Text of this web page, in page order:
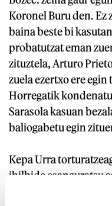
Koronel Buru den. Ez
baina beste bi
probatutzat eman
zituztela, Arturo
zuela ezertxo ere
Horregatik
Sarasola kasuan
baliogabetu egin
Kepa Urra
ibilbide esanguratsu
guardia zibilak